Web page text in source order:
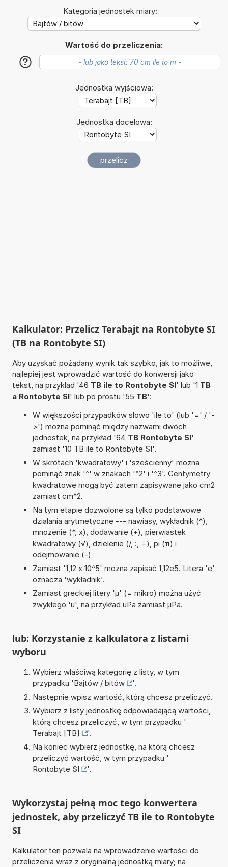
Kategoria jednostek miary:
Wartość do przeliczenia:
?
Jednostka wyjściowa:
Jednostka docelowa:
Kalkulator: Przelicz Terabajt na Rontobyte SI
(TB na Rontobyte SI)
Aby uzyskać pożądany wynik tak szybko, jak to możliwe,
najlepiej jest wprowadzić wartość do konwersji jako
tekst, na przykład '46 TB ile to Rontobyte SI' lub '1 TB
a Rontobyte SI' lub po prostu '55 TB':
W większości przypadków słowo 'ile to' (lub '=' / '-
>') można pominąć między nazwami dwóch
jednostek, na przykład '64 TB Rontobyte SI'
zamiast '10 TB ile to Rontobyte SI'.
W skrótach 'kwadratowy' i 'sześcienny' można
pominąć znak '^' w znakach '^2' i '^3'. Centymetry
kwadratowe mogą być zatem zapisywane jako cm2
zamiast cm^2.
Na tym etapie dozwolone są tylko podstawowe
działania arytmetyczne --- nawiasy, wykładnik (^),
mnożenie (*, x), dodawanie (+), pierwiastek
kwadratowy (√), dzielenie (/, :, ÷), pi (π) i
odejmowanie (-)
Zamiast '1,12 x 10^5' można zapisać 1,12e5. Litera 'e'
oznacza 'wykładnik'.
Zamiast greckiej litery 'µ' (= mikro) można użyć
zwykłego 'u', na przykład uPa zamiast µPa.
lub: Korzystanie z kalkulatora z listami
wyboru
Wybierz właściwą kategorię z listy, w tym
przypadku 'Bajtów / bitów
'.
Następnie wpisz wartość, którą chcesz przeliczyć.
Wybierz z listy jednostkę odpowiadającą wartości,
którą chcesz przeliczyć, w tym przypadku '
Terabajt [TB]
'.
Na koniec wybierz jednostkę, na którą chcesz
przeliczyć wartość, w tym przypadku '
Rontobyte SI
'.
Wykorzystaj pełną moc tego konwertera
jednostek, aby przeliczyć TB ile to Rontobyte
SI
Kalkulator ten pozwala na wprowadzenie wartości do
przeliczenia wraz z oryginalną jednostką miary; na